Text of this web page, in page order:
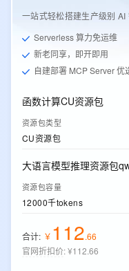
一站式轻松搭建生产级别 AI
Serverless 算力免运维
新老同享，即开即用
自建部署 MCP Server 优
函数计算CU资源包
资源包类型
CU资源包
大语言模型推理资源包
资源包容量
12000千tokens
合计: ￥ 112.66
官网折扣价:¥112.66